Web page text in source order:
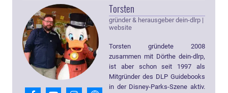
Torsten
gründer & herausgeber dein-dlrp |
website
Torsten gründete 2008
zusammen mit Dörthe dein-dlrp,
ist aber schon seit 1997 als
Mitgründer des DLP Guidebooks
in der Disney-Parks-Szene aktiv.